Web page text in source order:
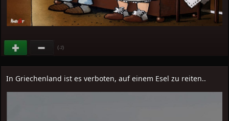
(-2)
In Griechenland ist es verboten, auf einem Esel zu reiten..